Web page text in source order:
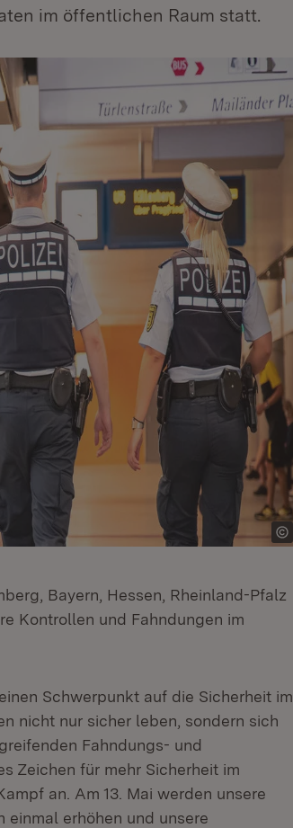
im öffentlichen Raum statt.
Bayern, Hessen, Rheinland-Pfalz
Kontrollen und Fahndungen im
Schwerpunkt auf die Sicherheit im
nicht nur sicher leben, sondern sich
Fahndungs- und
Zeichen für mehr Sicherheit im
an. Am 13. Mai werden unsere
einmal erhöhen und unsere